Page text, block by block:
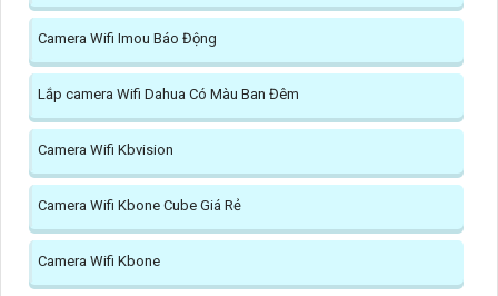
Camera Wifi Imou Báo Động
Lắp camera Wifi Dahua Có Màu Ban Đêm
Camera Wifi Kbvision
Camera Wifi Kbone Cube Giá Rẻ
Camera Wifi Kbone